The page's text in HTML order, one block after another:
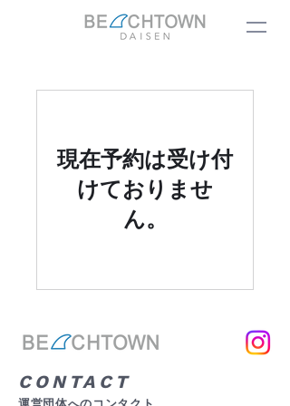
現在予約は受け付
けておりませ
ん。
CONTACT